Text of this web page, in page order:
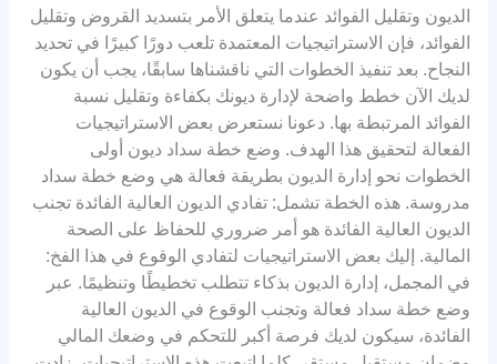
الديون وتقليل الفوائد عندما يتعلق الأمر بتسديد القروض وتقليل
الفوائد، فإن الاستراتيجيات المعتمدة تلعب دورًا كبيرًا في تحديد
النجاح. بعد تنفيذ الخطوات التي ناقشناها سابقًا، يجب أن يكون
لديك الآن خطط واضحة لإدارة ديونك بكفاءة وتقليل نسبة
الفوائد المرتبطة بها. دعونا نستعرض بعض الاستراتيجيات
الفعالة لتحقيق هذا الهدف. وضع خطة سداد ديون أولى
الخطوات نحو إدارة الديون بطريقة فعالة هي وضع خطة سداد
مدروسة. هذه الخطة تشمل: تفادي الديون العالية الفائدة تجنب
الديون العالية الفائدة هو أمر ضروري للحفاظ على الصحة
المالية. إليك بعض الاستراتيجيات لتفادي الوقوع في هذا الفخ:
في المجمل، إدارة الديون بذكاء تتطلب تخطيطًا وتنظيمًا. عبر
وضع خطة سداد فعالة وتجنب الوقوع في الديون العالية
الفائدة، سيكون لديك فرصة أكبر للتحكم في وضعك المالي